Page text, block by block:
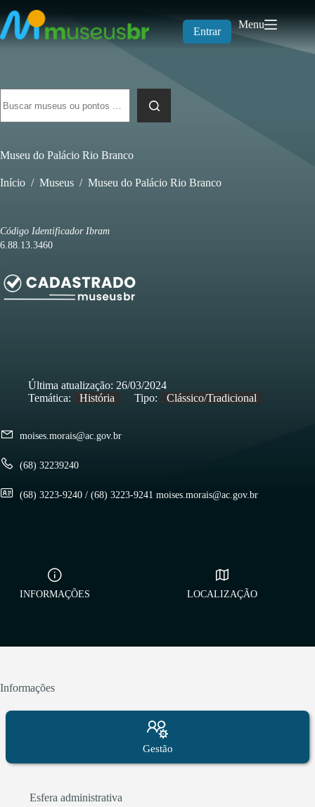
para
o
conteúdo
Entrar
Menu
resultados
Museu do Palácio Rio Branco
Início / Museus / Museu do Palácio Rio Branco
Código Identificador Ibram
6.88.13.3460
moises.morais@ac.gov.br
(68) 32239240
(68) 3223-9240 / (68) 3223-9241 moises.morais@ac.gov.br
Última atualização: 26/03/2024
Temática:
História Tipo: Clássico/Tradicional
INFORMAÇÕES LOCALIZAÇÃO
Informações
Gestão
Esfera administrativa